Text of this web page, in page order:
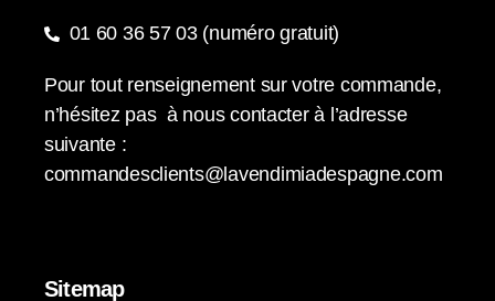
01 60 36 57 03 (numéro gratuit)
Pour tout renseignement sur votre commande,
n’hésitez pas à nous contacter à l’adresse
suivante :
commandesclients@lavendimiadespagne.com
Sitemap